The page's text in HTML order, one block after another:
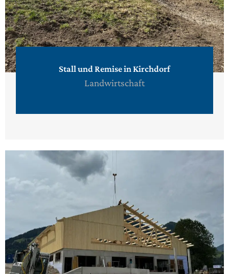
Stall und Remise in Kirchdorf
Landwirtschaft